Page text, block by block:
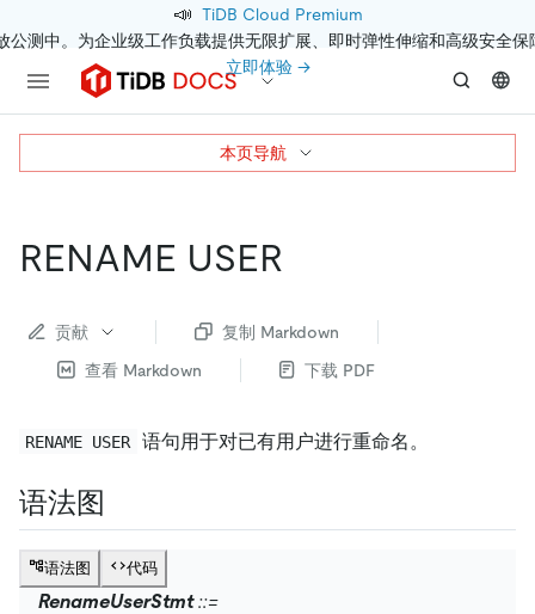
📣 TiDB Cloud Premium
公测中。为企业级工作负载提供无限扩展、即时弹性伸缩和高级安全保
立即体验 →
RENAME USER
贡献
复制 Markdown
查看 Markdown
下载 PDF
RENAME USER 语句用于对已有用户进行重命名。
语法图
语法图 代码
RenameUserStmt
本页导航